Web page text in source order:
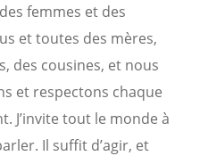
femmes et des
et toutes des mères,
des cousines, et nous
et respectons chaque
J’invite tout le monde à
Il suffit d’agir, et